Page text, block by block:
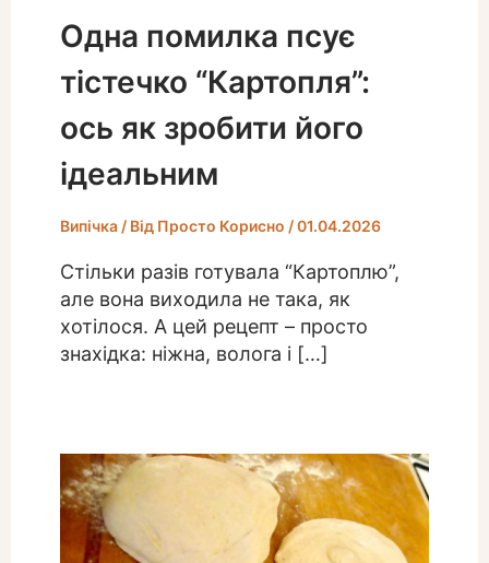
Одна помилка псує
тістечко “Картопля”:
ось як зробити його
ідеальним
Випічка/ Від Просто Корисно /01.04.2026
Стільки разів готувала “Картоплю”,
але вона виходила не така, як
хотілося. А цей рецепт – просто
знахідка: ніжна, волога і […]